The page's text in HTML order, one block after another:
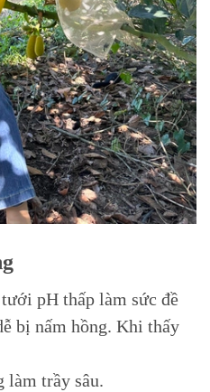
pH thấp làm sức đề
bị nấm hồng. Khi thấy
làm trầy sâu.